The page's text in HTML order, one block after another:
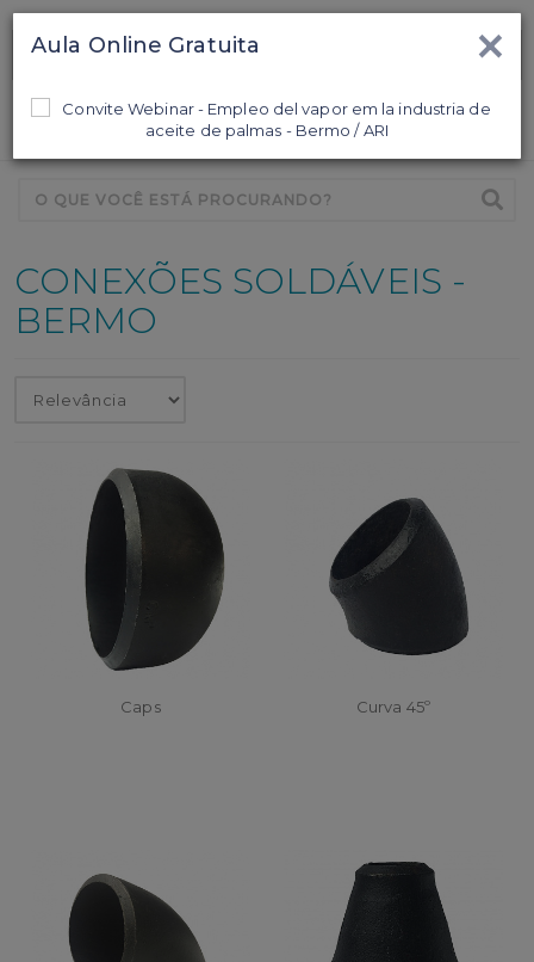
Ligamos para Você
CONEXÕES SOLDÁVEIS -
BERMO
Caps Curva 45º
×
Aula Online Gratuita